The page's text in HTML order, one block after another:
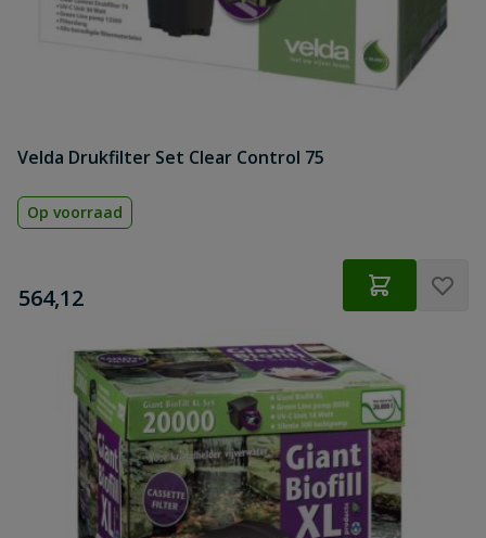
Velda Drukfilter Set Clear Control 75
Op voorraad
€
564,12